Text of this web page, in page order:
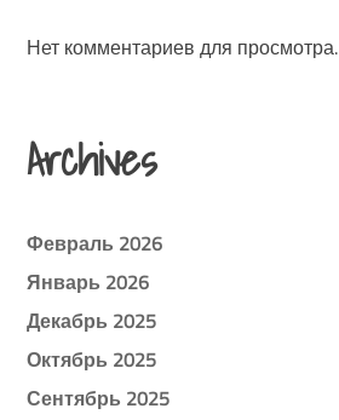
Нет комментариев для просмотра.
Archives
Февраль 2026
Январь 2026
Декабрь 2025
Октябрь 2025
Сентябрь 2025